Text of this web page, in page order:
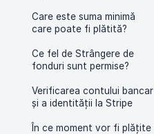
Care este suma minimă
care poate fi plătită?
Ce fel de Strângere de
fonduri sunt permise?
Verificarea contului bancar
și a identității la Stripe
În ce moment vor fi plățite